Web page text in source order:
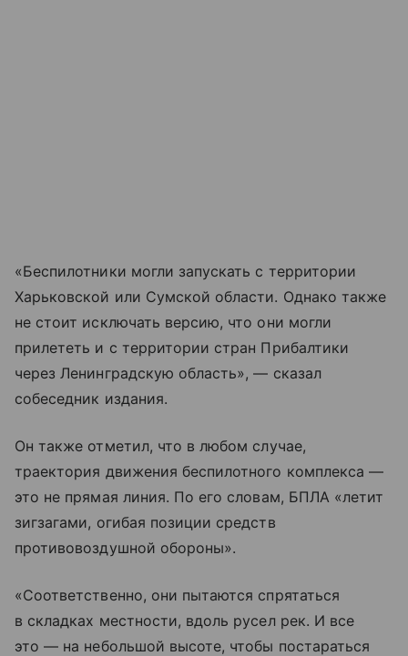
«Беспилотники могли запускать с территории
Харьковской или Сумской области. Однако также
не стоит исключать версию, что они могли
прилететь и с территории стран Прибалтики
через Ленинградскую область», — сказал
собеседник издания.
Он также отметил, что в любом случае,
траектория движения беспилотного комплекса —
это не прямая линия. По его словам, БПЛА «летит
зигзагами, огибая позиции средств
противовоздушной обороны».
«Соответственно, они пытаются спрятаться
в складках местности, вдоль русел рек. И все
это — на небольшой высоте, чтобы постараться